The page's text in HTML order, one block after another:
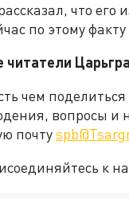
что его
по этому
чем
вопросы и
почту
к